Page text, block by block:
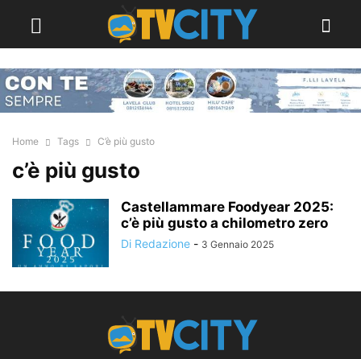
Home Tags C’è più gusto
c’è più gusto
Castellammare Foodyear 2025:
c’è più gusto a chilometro zero
Di Redazione - 3 Gennaio 2025